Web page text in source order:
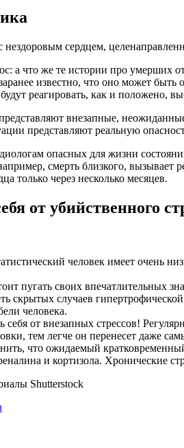
нездоровым сердцем,
а что же те истории про умерших
известно, что оно может
реагировать, как и положено,
внезапные,
представляют реальную
опасных для жизни
смерть близкого, вызывает
только через несколько месяцев.
от убийственного
человек имеет очень
пугать своих впечатлительных
скрытых случаев
человека.
от внезапных стрессов!
тем легче он перенесет даже
что ожидаемый
и кортизола. Хронические
Shutterstock